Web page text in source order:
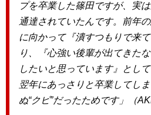
プを卒業した篠田ですが、実
通達されていたんです。前年
に向かって『潰すつもりで来
り、『心強い後輩が出てきた
したいと思っています』とし
翌年にあっさりと卒業してし
ぬ“クビ”だったためです」（